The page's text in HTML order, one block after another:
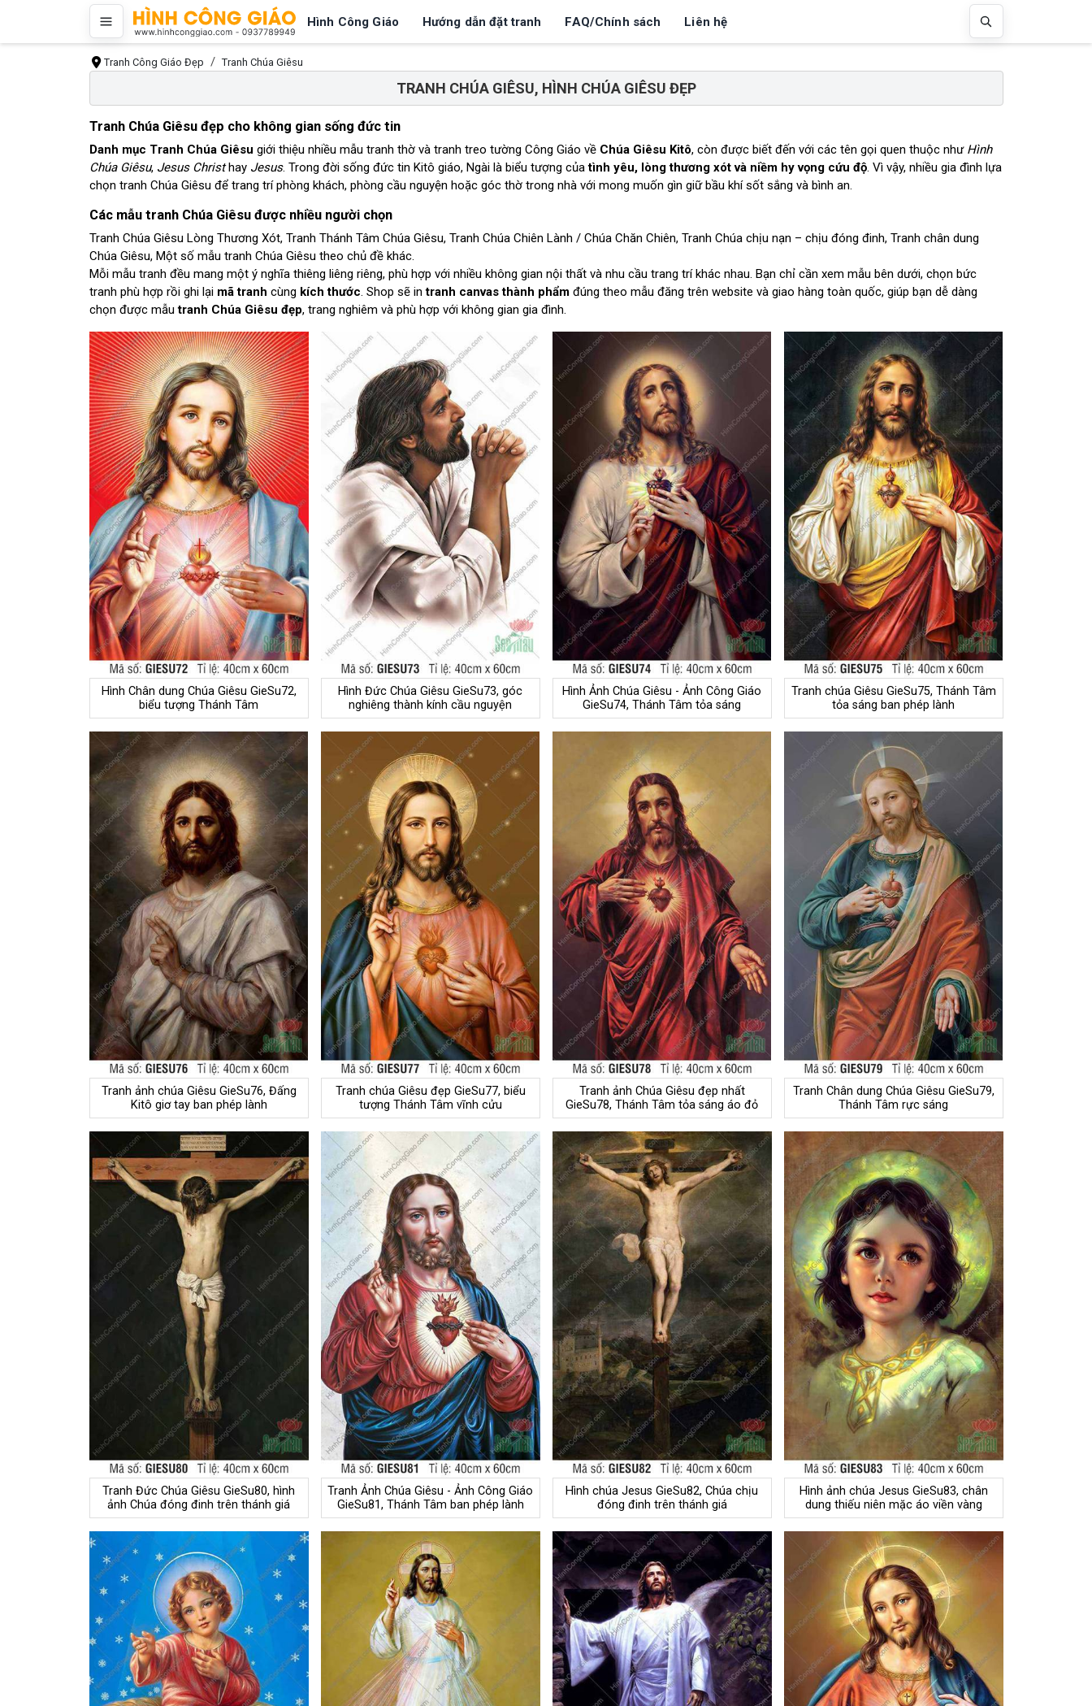
Hình Công Giáo Hướng dẫn đặt tranh FAQ/Chính sách Liên hệ
Tranh Công Giáo Đẹp Tranh Chúa Giêsu
TRANH CHÚA GIÊSU, HÌNH CHÚA GIÊSU ĐẸP
Tranh Chúa Giêsu đẹp cho không gian sống đức tin
Danh mục Tranh Chúa Giêsu giới thiệu nhiều mẫu tranh thờ và tranh treo tường Công Giáo về Chúa Giêsu Kitô, còn được biết đến với các tên gọi quen thuộc như Hình
Chúa Giêsu, Jesus Christhay Jesus. Trong đời sống đức tin Kitô giáo, Ngài là biểu tượng củatình yêu, lòng thương xót và niềm hy vọng cứu độ. Vì vậy, nhiều gia đình lựa
chọn tranh Chúa Giêsu để trang trí phòng khách, phòng cầu nguyện hoặc góc thờ trong nhà với mong muốn gìn giữ bầu khí sốt sắng và bình an.
Các mẫu tranh Chúa Giêsu được nhiều người chọn
Tranh Chúa Giêsu Lòng Thương Xót, Tranh Thánh Tâm Chúa Giêsu, Tranh Chúa Chiên Lành / Chúa Chăn Chiên, Tranh Chúa chịu nạn – chịu đóng đinh, Tranh chân dung
Chúa Giêsu, Một số mẫu tranh Chúa Giêsu theo chủ đề khác.
Mỗi mẫu tranh đều mang một ý nghĩa thiêng liêng riêng, phù hợp với nhiều không gian nội thất và nhu cầu trang trí khác nhau. Bạn chỉ cần xem mẫu bên dưới, chọn bức
tranh phù hợp rồi ghi lại mã tranh cùng kích thước. Shop sẽ intranh canvas thành phẩmđúng theo mẫu đăng trên website và giao hàng toàn quốc, giúp bạn dễ dàng
chọn được mẫutranh Chúa Giêsu đẹp, trang nghiêm và phù hợp với không gian gia đình.
Hình Chân dung Chúa Giêsu GieSu72,
biểu tượng Thánh Tâm
Hình Đức Chúa Giêsu GieSu73, góc
nghiêng thành kính cầu nguyện
Hình Ảnh Chúa Giêsu - Ảnh Công Giáo
GieSu74, Thánh Tâm tỏa sáng
Tranh chúa Giêsu GieSu75, Thánh Tâm
tỏa sáng ban phép lành
Tranh ảnh chúa Giêsu GieSu76, Đấng
Kitô giơ tay ban phép lành
Tranh chúa Giêsu đẹp GieSu77, biểu
tượng Thánh Tâm vĩnh cửu
Tranh ảnh Chúa Giêsu đẹp nhất
GieSu78, Thánh Tâm tỏa sáng áo đỏ
Tranh Chân dung Chúa Giêsu GieSu79,
Thánh Tâm rực sáng
Tranh Đức Chúa Giêsu GieSu80, hình
ảnh Chúa đóng đinh trên thánh giá
Tranh Ảnh Chúa Giêsu - Ảnh Công Giáo
GieSu81, Thánh Tâm ban phép lành
Hình chúa Jesus GieSu82, Chúa chịu
đóng đinh trên thánh giá
Hình ảnh chúa Jesus GieSu83, chân
dung thiếu niên mặc áo viền vàng